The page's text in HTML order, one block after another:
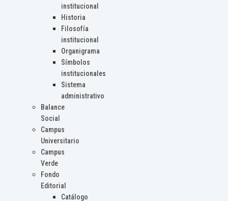
institucional
Historia
Filosofía
institucional
Organigrama
Símbolos
institucionales
Sistema
administrativo
Balance
Social
Campus
Universitario
Campus
Verde
Fondo
Editorial
Catálogo